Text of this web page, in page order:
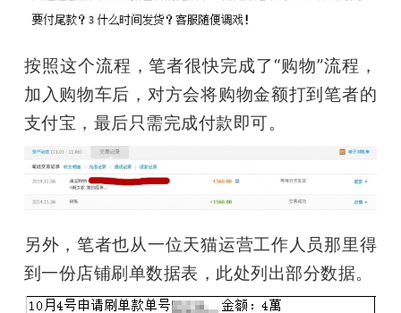
按照这个流程，笔者很快完成了“购物”流程，
加入购物车后，对方会将购物金额打到笔者的
支付宝，最后只需完成付款即可。
另外，笔者也从一位天猫运营工作人员那里得
到一份店铺刷单数据表，此处列出部分数据。